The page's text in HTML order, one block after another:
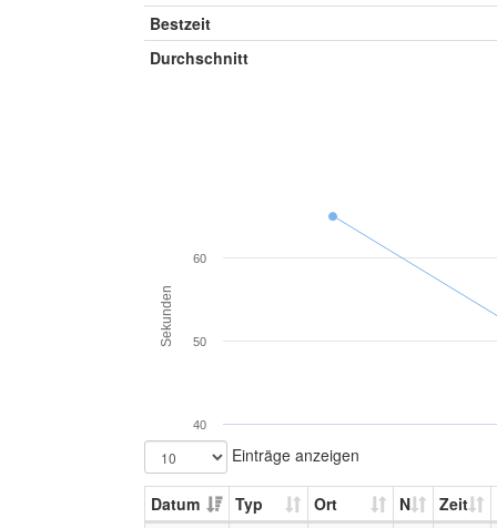
Bestzeit
Durchschnitt
Sekunden
40
50
60
Einträge anzeigen
Datum Typ Ort N Zeit